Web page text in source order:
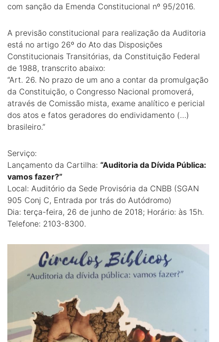
com sanção da Emenda Constitucional nº 95/2016.
A previsão constitucional para realização da Auditoria
está no artigo 26º do Ato das Disposições
Constitucionais Transitórias, da Constituição Federal
de 1988, transcrito abaixo:
“Art. 26. No prazo de um ano a contar da promulgação
da Constituição, o Congresso Nacional promoverá,
através de Comissão mista, exame analítico e pericial
dos atos e fatos geradores do endividamento (…)
brasileiro.”
Serviço:
Lançamento da Cartilha: “Auditoria da Dívida Pública:
vamos fazer?”
Local: Auditório da Sede Provisória da CNBB (SGAN
905 Conj C, Entrada por trás do Autódromo)
Dia: terça-feira, 26 de junho de 2018; Horário: às 15h.
Telefone: 2103-8300.